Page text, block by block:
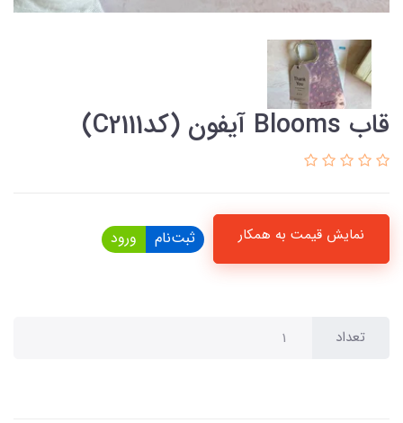
قاب Blooms آیفون (کدC2111)
نمایش قیمت به همکار ثبت‌نام ورود
تعداد